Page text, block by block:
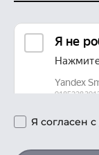
Я согласен с